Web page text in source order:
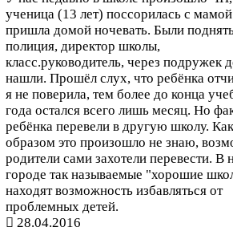
ученица (13 лет) поссорилась с
пришла домой ночевать. Были
полиция, директор школы,
класс.руководитель, через подружек
нашли. Прошёл слух, что ребёнка
я не поверила, тем более до конца
года остался всего лишь месяц. Но
ребёнка перевели в другую школу.
образом это произошло не знаю,
родители сами захотели перевести. В
городе так называемые "хорошие
находят возможность избавляться от
проблемных детей.
28.04.2016